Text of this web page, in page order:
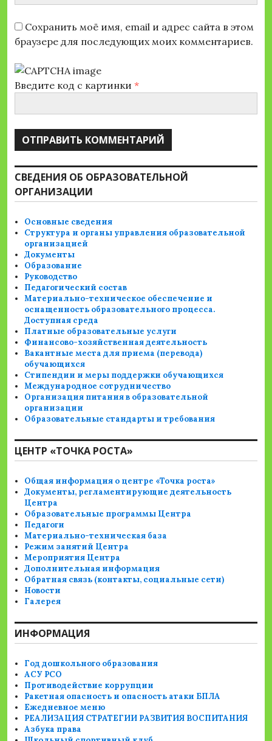
Сохранить моё имя, email и адрес сайта в этом
браузере для последующих моих комментариев.
Введите код с картинки *
СВЕДЕНИЯ ОБ ОБРАЗОВАТЕЛЬНОЙ
ОРГАНИЗАЦИИ
Основные сведения
Структура и органы управления образовательной
организацией
Документы
Образование
Руководство
Педагогический состав
Материально-техническое обеспечение и
оснащенность образовательного процесса.
Доступная среда
Платные образовательные услуги
Финансово-хозяйственная деятельность
Вакантные места для приема (перевода)
обучающихся
Стипендии и меры поддержки обучающихся
Международное сотрудничество
Организация питания в образовательной
организации
Образовательные стандарты и требования
ЦЕНТР «ТОЧКА РОСТА»
Общая информация о центре «Точка роста»
Документы, регламентирующие деятельность
Центра
Образовательные программы Центра
Педагоги
Материально-техническая база
Режим занятий Центра
Мероприятия Центра
Дополнительная информация
Обратная связь (контакты, социальные сети)
Новости
Галерея
ИНФОРМАЦИЯ
Год дошкольного образования
АСУ РСО
Противодействие коррупции
Ракетная опасность и опасность атаки БПЛА
Ежедневное меню
РЕАЛИЗАЦИЯ СТРАТЕГИИ РАЗВИТИЯ ВОСПИТАНИЯ
Азбука права